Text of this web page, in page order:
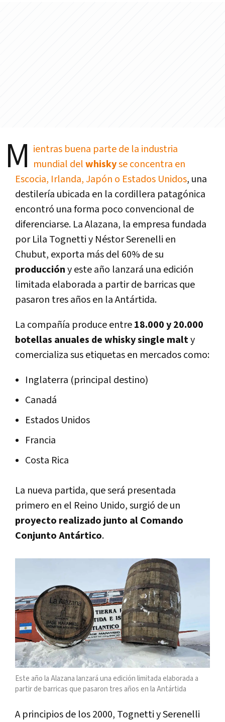
M ientras buena parte de la industria
mundial delwhiskyse concentra en
Escocia, Irlanda, Japón o Estados Unidos, una
destilería ubicada en la cordillera patagónica
encontró una forma poco convencional de
diferenciarse. La Alazana, la empresa fundada
por Lila Tognetti y Néstor Serenelli en
Chubut, exporta más del 60% de su
produccióny este año lanzará una edición
limitada elaborada a partir de barricas que
pasaron tres años en la Antártida.
La compañía produce entre18.000 y 20.000
botellas anuales de whisky single malty
comercializa sus etiquetas en mercados como:
Inglaterra (principal destino)
Canadá
Estados Unidos
Francia
Costa Rica
La nueva partida, que será presentada
primero en el Reino Unido, surgió de un
proyecto realizado junto al Comando
Conjunto Antártico.
Este año la Alazana lanzará una edición limitada elaborada a
partir de barricas que pasaron tres años en la Antártida
A principios de los 2000, Tognetti y Serenelli